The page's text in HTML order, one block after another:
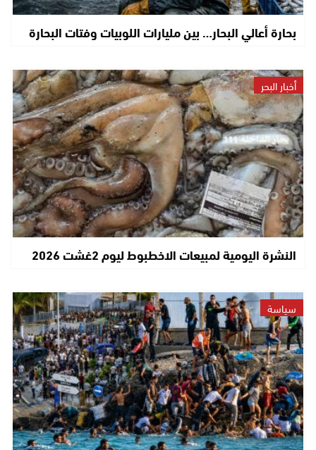
بحارة أعالي البحار… بين مليارات اللوبيات وفتات البحارة
أخبار البحر
النشرة اليومية لمبيعات الاخطبوط ليوم 2غشت 2026
سياسة